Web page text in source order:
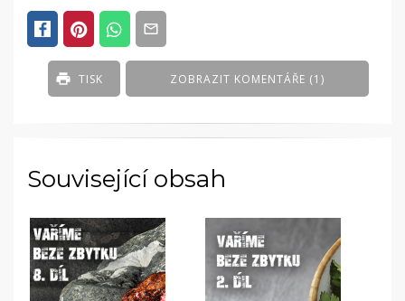
ČLÁNKY
ZOBRAZIT KOMENTÁŘE (1)
TISK
Související obsah